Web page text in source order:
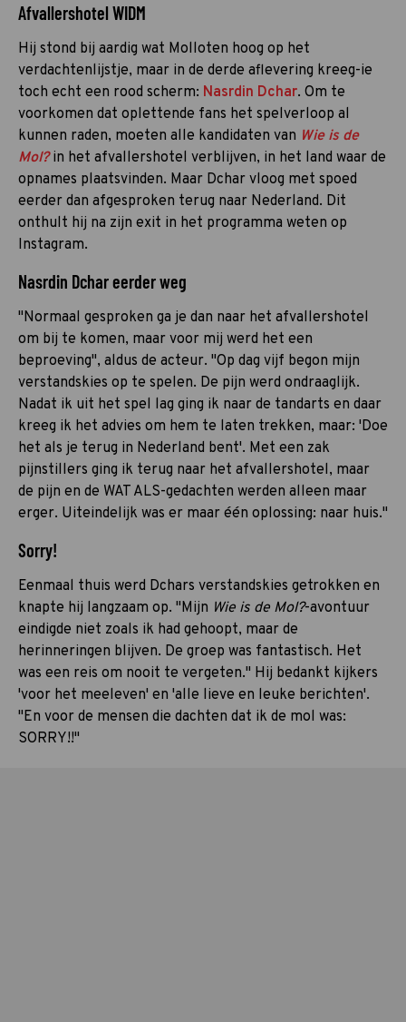
Afvallershotel WIDM
Hij stond bij aardig wat Molloten hoog op het
verdachtenlijstje, maar in de derde aflevering kreeg-ie
toch echt een rood scherm: Nasrdin Dchar. Om te
voorkomen dat oplettende fans het spelverloop al
kunnen raden, moeten alle kandidaten van Wie is de
Mol? in het afvallershotel verblijven, in het land waar de
opnames plaatsvinden. Maar Dchar vloog met spoed
eerder dan afgesproken terug naar Nederland. Dit
onthult hij na zijn exit in het programma weten op
Instagram.
Nasrdin Dchar eerder weg
"Normaal gesproken ga je dan naar het afvallershotel
om bij te komen, maar voor mij werd het een
beproeving", aldus de acteur. "Op dag vijf begon mijn
verstandskies op te spelen. De pijn werd ondraaglijk.
Nadat ik uit het spel lag ging ik naar de tandarts en daar
kreeg ik het advies om hem te laten trekken, maar: 'Doe
het als je terug in Nederland bent'. Met een zak
pijnstillers ging ik terug naar het afvallershotel, maar
de pijn en de WAT ALS-gedachten werden alleen maar
erger. Uiteindelijk was er maar één oplossing: naar huis."
Sorry!
Eenmaal thuis werd Dchars verstandskies getrokken en
knapte hij langzaam op. "Mijn Wie is de Mol?-avontuur
eindigde niet zoals ik had gehoopt, maar de
herinneringen blijven. De groep was fantastisch. Het
was een reis om nooit te vergeten." Hij bedankt kijkers
'voor het meeleven' en 'alle lieve en leuke berichten'.
"En voor de mensen die dachten dat ik de mol was:
SORRY!!"